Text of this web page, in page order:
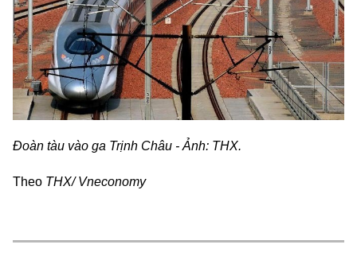
Đoàn tàu vào ga Trịnh Châu - Ảnh: THX.
Theo THX/ Vneconomy